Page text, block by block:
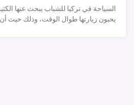
السياحة في تركيا للشباب يبحث عنها
يحبون زيارتها طوال الوقت، وذلك حيث